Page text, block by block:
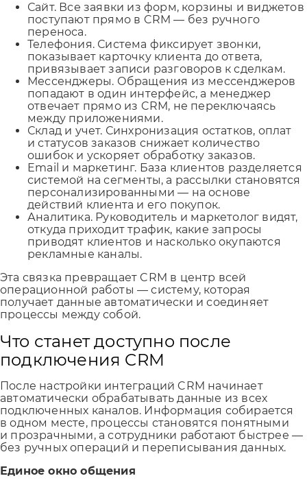
Сайт. Все заявки из форм, корзины и виджетов
поступают прямо в CRM — без ручного
переноса.
Телефония. Система фиксирует звонки,
показывает карточку клиента до ответа,
привязывает записи разговоров к сделкам.
Мессенджеры. Обращения из мессенджеров
попадают в один интерфейс, а менеджер
отвечает прямо из CRM, не переключаясь
между приложениями.
Склад и учет. Синхронизация остатков, оплат
и статусов заказов снижает количество
ошибок и ускоряет обработку заказов.
Email и маркетинг. База клиентов разделяется
системой на сегменты, а рассылки становятся
персонализированными — на основе
действий клиента и его покупок.
Аналитика. Руководитель и маркетолог видят,
откуда приходит трафик, какие запросы
приводят клиентов и насколько окупаются
рекламные каналы.
Эта связка превращает CRM в центр всей
операционной работы — систему, которая
получает данные автоматически и соединяет
процессы между собой.
Что станет доступно после
подключения CRM
После настройки интеграций CRM начинает
автоматически обрабатывать данные из всех
подключенных каналов. Информация собирается
в одном месте, процессы становятся понятными
и прозрачными, а сотрудники работают быстрее —
без ручных операций и переписывания данных.
Единое окно общения